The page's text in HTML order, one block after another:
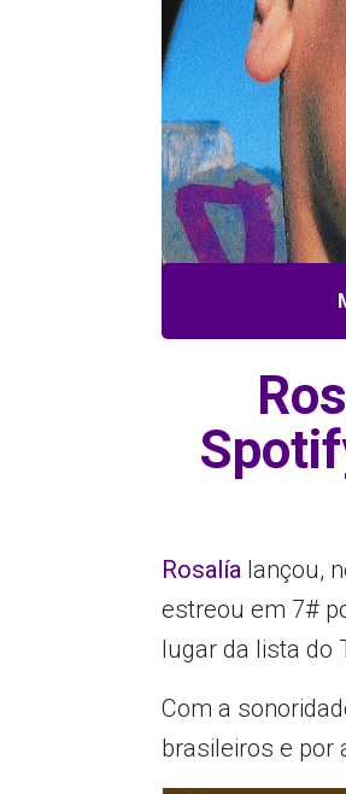
Rosalía lançou,
estreou em 7#
lugar da lista do
Com a
brasileiros e por